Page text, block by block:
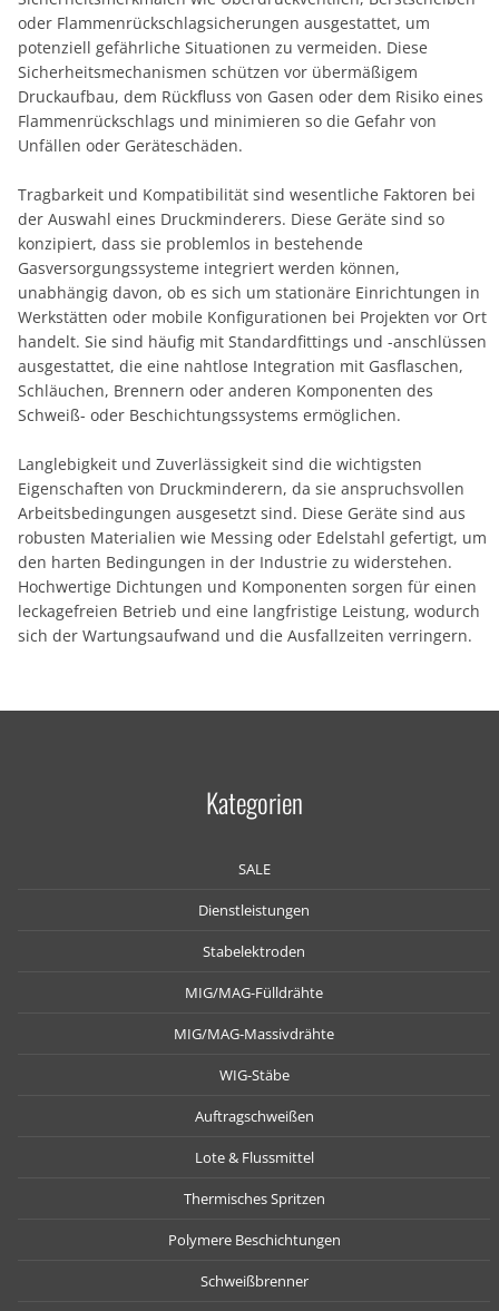
oder Flammenrückschlagsicherungen ausgestattet, um
potenziell gefährliche Situationen zu vermeiden. Diese
Sicherheitsmechanismen schützen vor übermäßigem
Druckaufbau, dem Rückfluss von Gasen oder dem Risiko eines
Flammenrückschlags und minimieren so die Gefahr von
Unfällen oder Geräteschäden.
Tragbarkeit und Kompatibilität sind wesentliche Faktoren bei
der Auswahl eines Druckminderers. Diese Geräte sind so
konzipiert, dass sie problemlos in bestehende
Gasversorgungssysteme integriert werden können,
unabhängig davon, ob es sich um stationäre Einrichtungen in
Werkstätten oder mobile Konfigurationen bei Projekten vor Ort
handelt. Sie sind häufig mit Standardfittings und -anschlüssen
ausgestattet, die eine nahtlose Integration mit Gasflaschen,
Schläuchen, Brennern oder anderen Komponenten des
Schweiß- oder Beschichtungssystems ermöglichen.
Langlebigkeit und Zuverlässigkeit sind die wichtigsten
Eigenschaften von Druckminderern, da sie anspruchsvollen
Arbeitsbedingungen ausgesetzt sind. Diese Geräte sind aus
robusten Materialien wie Messing oder Edelstahl gefertigt, um
den harten Bedingungen in der Industrie zu widerstehen.
Hochwertige Dichtungen und Komponenten sorgen für einen
leckagefreien Betrieb und eine langfristige Leistung, wodurch
sich der Wartungsaufwand und die Ausfallzeiten verringern.
Kategorien
SALE
Dienstleistungen
Stabelektroden
MIG/MAG-Fülldrähte
MIG/MAG-Massivdrähte
WIG-Stäbe
Auftragschweißen
Lote & Flussmittel
Thermisches Spritzen
Polymere Beschichtungen
Schweißbrenner